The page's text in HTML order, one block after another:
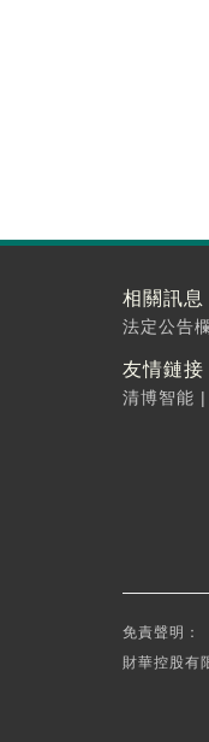
相關訊息
法定公告欄
友情鏈接
清博智能 |
免責聲明：
財華控股有